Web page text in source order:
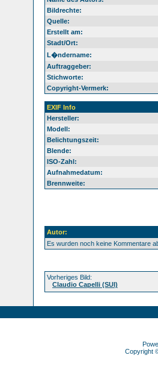
Bildrechte:
Quelle:
Erstellt am:
Stadt/Ort:
L�ndername:
Auftraggeber:
Stichworte:
Copyright-Vermerk:
EXIF Info
Hersteller:
Modell:
Belichtungszeit:
Blende:
ISO-Zahl:
Aufnahmedatum:
Brennweite:
Autor:
Es wurden noch keine Kommentare
Vorheriges Bild:
Claudio Capelli (SUI)
Copyright